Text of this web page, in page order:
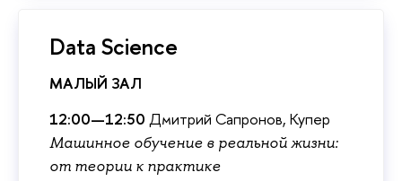
Data Science
МАЛЫЙ ЗАЛ
12:00—12:50 Дмитрий Сапронов, Купер
Машинное обучение в реальной жизни:
от теории к практике